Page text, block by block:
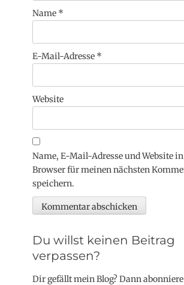
Name *
E-Mail-Adresse *
Website
Name, E-Mail-Adresse und Website
Browser für meinen nächsten
speichern.
Du willst keinen Beitrag
verpassen?
Dir gefällt mein Blog? Dann